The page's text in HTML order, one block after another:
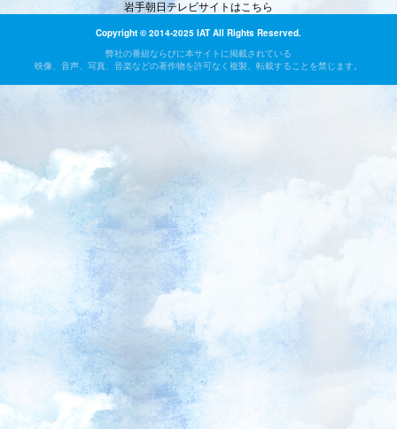
岩手朝日テレビサイトはこちら
Copyright © 2014-2025 IAT All Rights Reserved.
弊社の番組ならびに本サイトに掲載されている
映像、音声、写真、音楽などの著作物を許可なく複製、転載することを禁じます。